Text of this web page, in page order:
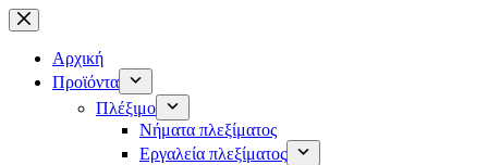
Μετάβαση
στο
περιεχόμενο
Αρχική
Προϊόντα
Πλέξιμο
Νήματα πλεξίματος
Εργαλεία πλεξίματος